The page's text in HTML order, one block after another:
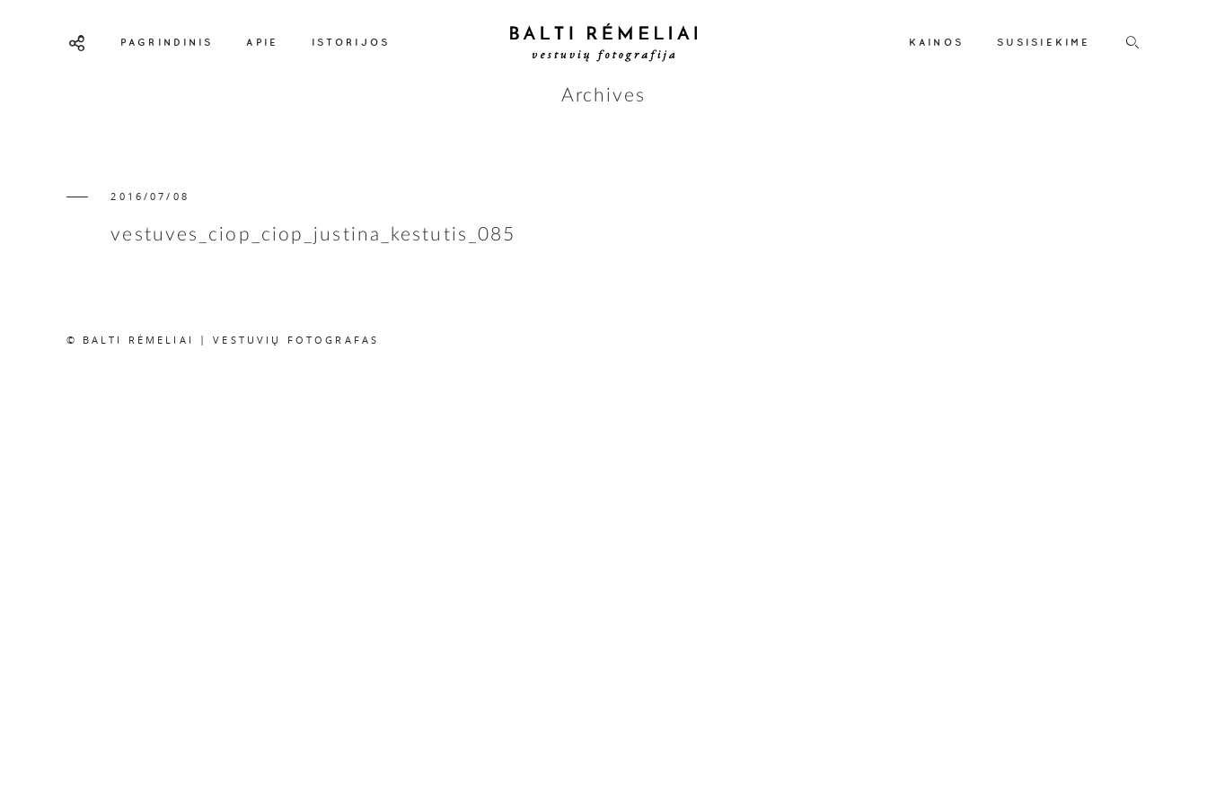
PAGRINDINIS APIE ISTORIJOS KAINOS SUSISIEKIME
Archives
2016/07/08
vestuves_ciop_ciop_justina_kestutis_085
© BALTI RĖMELIAI | VESTUVIŲ FOTOGRAFAS